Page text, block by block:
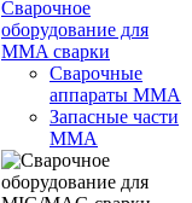
Сварочное
оборудование для
MMA сварки
Сварочные
аппараты MMA
Запасные части
MMA